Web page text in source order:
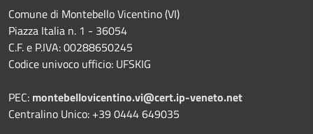
Comune di Montebello Vicentino (VI)
Piazza Italia n. 1 - 36054
C.F. e P.IVA: 00288650245
Codice univoco ufficio: UFSKIG
PEC: montebellovicentino.vi@cert.ip-veneto.net
Centralino Unico: +39 0444 649035